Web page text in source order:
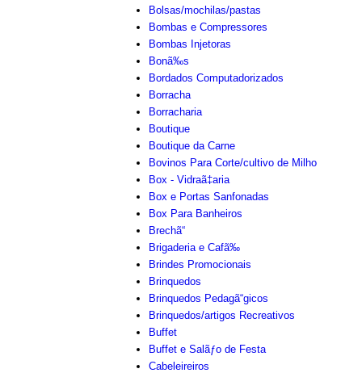
Bolsas/mochilas/pastas
Bombas e Compressores
Bombas Injetoras
Bonã‰s
Bordados Computadorizados
Borracha
Borracharia
Boutique
Boutique da Carne
Bovinos Para Corte/cultivo de Milho
Box - Vidraã‡aria
Box e Portas Sanfonadas
Box Para Banheiros
Brechã“
Brigaderia e Cafã‰
Brindes Promocionais
Brinquedos
Brinquedos Pedagã“gicos
Brinquedos/artigos Recreativos
Buffet
Buffet e Salãƒo de Festa
Cabeleireiros